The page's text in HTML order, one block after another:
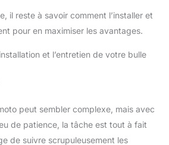
il reste à savoir comment l’installer et
pour en maximiser les avantages.
et l’entretien de votre bulle
peut sembler complexe, mais avec
de patience, la tâche est tout à fait
de suivre scrupuleusement les